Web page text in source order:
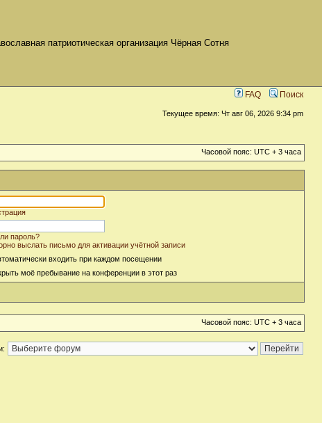
патриотическая организация Чёрная Сотня
FAQ Поиск
Текущее время: Чт авг 06, 2026 9:34 pm
Часовой пояс: UTC + 3 часа
пароль?
выслать письмо для активации учётной записи
входить при каждом посещении
моё пребывание на конференции в этот раз
Часовой пояс: UTC + 3 часа